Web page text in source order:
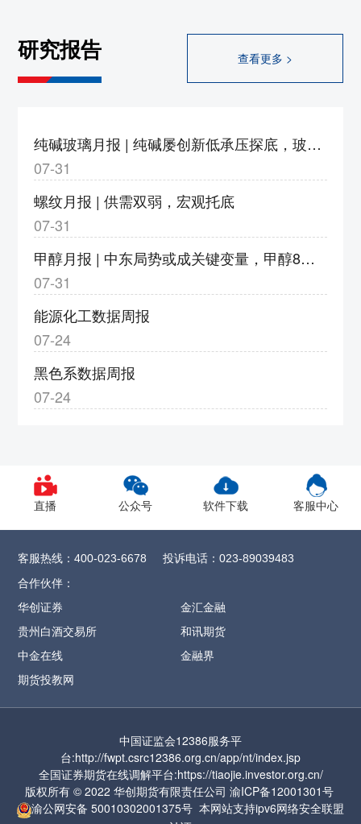
约保证金调整为17%，
为18%，jm/j2609合约保证金调整为19%
3、v2609合约保证金调整为18%，涨跌停板
幅度调整为9%
幅度调整为8%
5、eb2609合约保证金调整为20%，涨跌停板
幅度调整为11%
6、eg2609合约保证金调整为20%，涨跌停板
幅度调整为11%
7、pg2609合约保证金调整为23%，涨跌停板
整为18%，涨跌停板幅度调整为9%
8、pp2609合约保证金调整为18%，涨跌停板
1、CY2609合约保证金调整为12%，SR
合约保证金调整为13%，
CF/OI/RM/SF/SM2609合约保证金调整为
14%，SH/UR2609合约保证金调整为15%，
FG
保证金调整为17%，
ZC2609合约保证金调整
为57%
2、MA2609合约保证金调整为17%，涨跌停
板幅度调整为9%
4、PL2609合约保证金调整为17%，涨跌停板
幅度调整为9%
5、PR2609合约保证金调整为17%，涨跌停
板幅度调整为9%
研究报告 查看更多 >
纯碱玻璃月报 | 纯碱屡创新低承压探底，玻璃亏损加剧静待转机
07-31
螺纹月报 | 供需双弱，宏观托底
07-31
甲醇月报 | 中东局势或成关键变量，甲醇8月或以宽幅震荡运行
07-31
能源化工数据周报
07-24
黑色系数据周报
07-24
直播 公众号 软件下载 客服中心
客服热线：400-023-6678 投诉电话：023-89039483
合作伙伴：
华创证券
金汇金融
贵州白酒交易所
和讯期货
中金在线
金融界
期货投教网
中国证监会12386服务平
台:http://fwpt.csrc12386.org.cn/app/nt/index.jsp
全国证券期货在线调解平台:https://tiaojie.investor.org.cn/
版权所有 © 2022 华创期货有限责任公司 渝ICP备12001301号
渝公网安备 50010302001375号 本网站支持ipv6网络安全联盟